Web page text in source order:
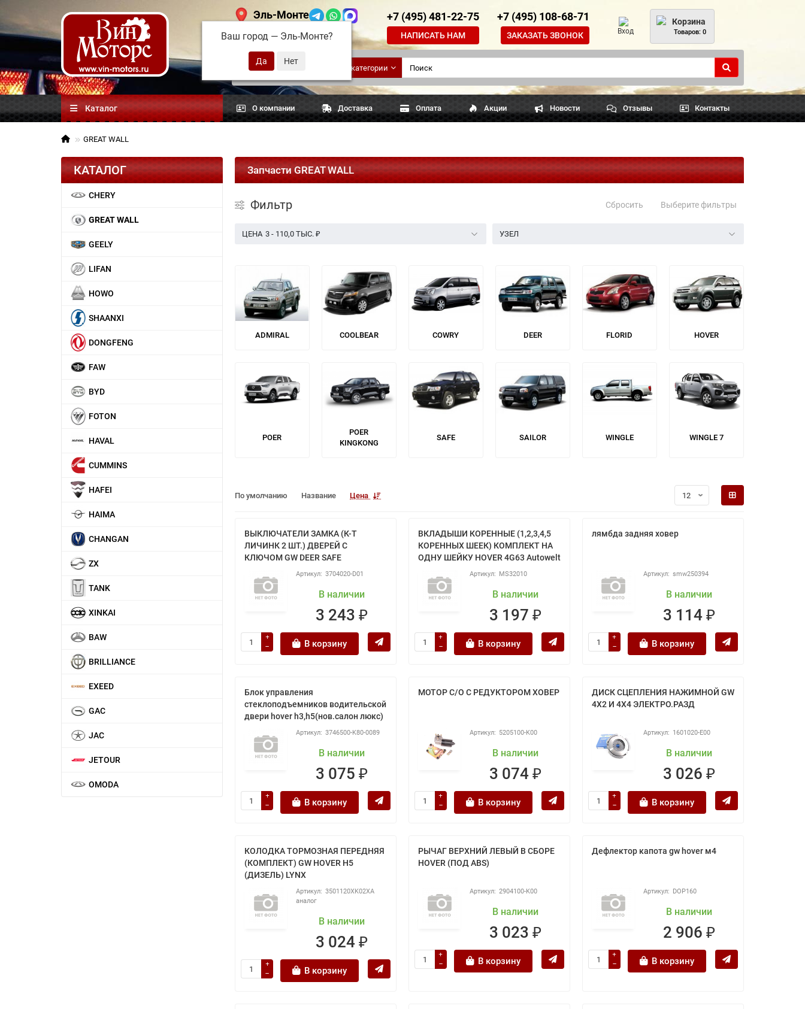
Эль-Монте
Ваш город — Эль-Монте?
+7 (495) 481-22-75
НАПИСАТЬ НАМ
+7 (495) 108-68-71
ЗАКАЗАТЬ ЗВОНОК Вход
Корзина
Товаров: 0
Китайские
автозапчасти
Все категории
Каталог О компании Доставка Оплата Акции Новости Отзывы Контакты
GREAT WALL
КАТАЛОГ
CHERY
GREAT WALL
GEELY
LIFAN
HOWO
SHAANXI
DONGFENG
FAW
BYD
FOTON
HAVAL
CUMMINS
HAFEI
HAIMA
CHANGAN
ZX
TANK
XINKAI
BAW
BRILLIANCE
EXEED
GAC
JAC
JETOUR
OMODA
Запчасти GREAT WALL
Фильтр Сбросить Выберите фильтры
3 - 110,0 ТЫС. ₽
ЦЕНА УЗЕЛ
ADMIRAL COOLBEAR COWRY DEER FLORID HOVER
POER
POER
KINGKONG
SAFE SAILOR WINGLE WINGLE 7
По умолчанию Название Цена
ВЫКЛЮЧАТЕЛИ ЗАМКА (К-Т
ЛИЧИНК 2 ШТ.) ДВЕРЕЙ С
КЛЮЧОМ GW DEER SAFE
3704020-D01
В наличии
3 243 ₽
В корзину
ВКЛАДЫШИ КОРЕННЫЕ (1,2,3,4,5
КОРЕННЫХ ШЕЕК) КОМПЛЕКТ НА
ОДНУ ШЕЙКУ HOVER 4G63 Autowelt
MS32010
В наличии
3 197 ₽
В корзину
лямбда задняя ховер
smw250394
В наличии
3 114 ₽
В корзину
Блок управления
стеклоподъемников водительской
двери hover h3,h5(нов.салон люкс)
3746500-K80-0089
В наличии
3 075 ₽
В корзину
МОТОР С/О С РЕДУКТОРОМ ХОВЕР
5205100-K00
В наличии
3 074 ₽
В корзину
ДИСК СЦЕПЛЕНИЯ НАЖИМНОЙ GW
4Х2 И 4Х4 ЭЛЕКТРО.РАЗД
1601020-E00
В наличии
3 026 ₽
В корзину
КОЛОДКА ТОРМОЗНАЯ ПЕРЕДНЯЯ
(КОМПЛЕКТ) GW HOVER H5
(ДИЗЕЛЬ) LYNX
3501120XK02XA
аналог
В наличии
3 024 ₽
В корзину
РЫЧАГ ВЕРХНИЙ ЛЕВЫЙ В СБОРЕ
HOVER (ПОД ABS)
2904100-K00
В наличии
3 023 ₽
В корзину
Дефлектор капота gw hover м4
DOP160
В наличии
2 906 ₽
В корзину